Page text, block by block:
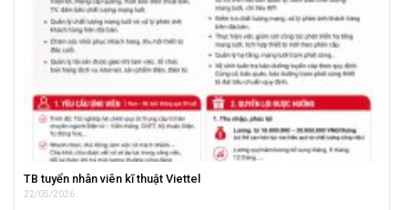
TB tuyển nhân viên kĩ thuật Viettel
22/05/2026